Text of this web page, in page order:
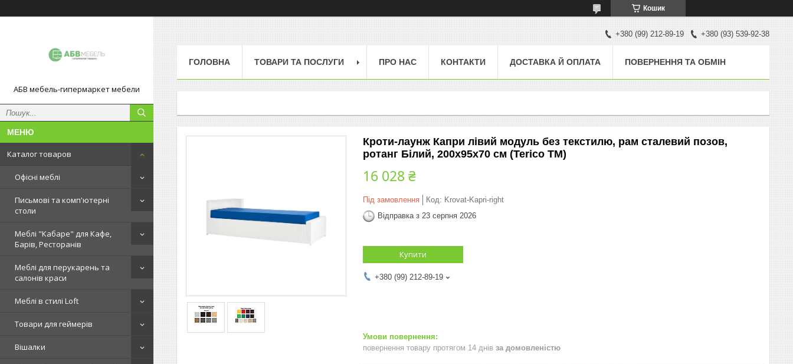
Кошик
АБВ мебель-гипермаркет мебели
Каталог товаров
Офісні меблі
Письмові та комп'ютерні
столи
Меблі "Кабаре" для Кафе,
Барів, Ресторанів
Меблі для перукарень та
салонів краси
Меблі в стилі Loft
Товари для геймерів
Вішалки
+380 (99) 212-89-19 +380 (93) 539-92-38
ГОЛОВНА ТОВАРИ ТА ПОСЛУГИ ПРО НАС КОНТАКТИ ДОСТАВКА Й ОПЛАТА ПОВЕРНЕННЯ ТА ОБМІН
Кроти-лаунж Капри лівий модуль без текстилю, рам сталевий позов,
ротанг Білий, 200х95х70 см (Terico ТМ)
16 028 ₴
Під замовлення Код: Krovat-Kapri-right
Відправка з 23 серпня 2026
Купити
+380 (99) 212-89-19
повернення товару протягом 14 днів за домовленістю